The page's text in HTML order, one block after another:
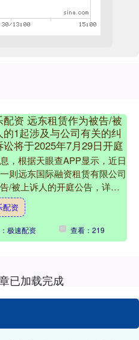
配资 远东租赁作为被告/被
的1起涉及与公司有关的纠
讼将于2025年7月29日开庭
，根据天眼查APP显示，近日
则远东国际融资租赁有限公司
/被上诉人的开庭公告，详细
： 案号：（2024）沪0115民
号....
配资
极速配资 查看：219
已加载完成